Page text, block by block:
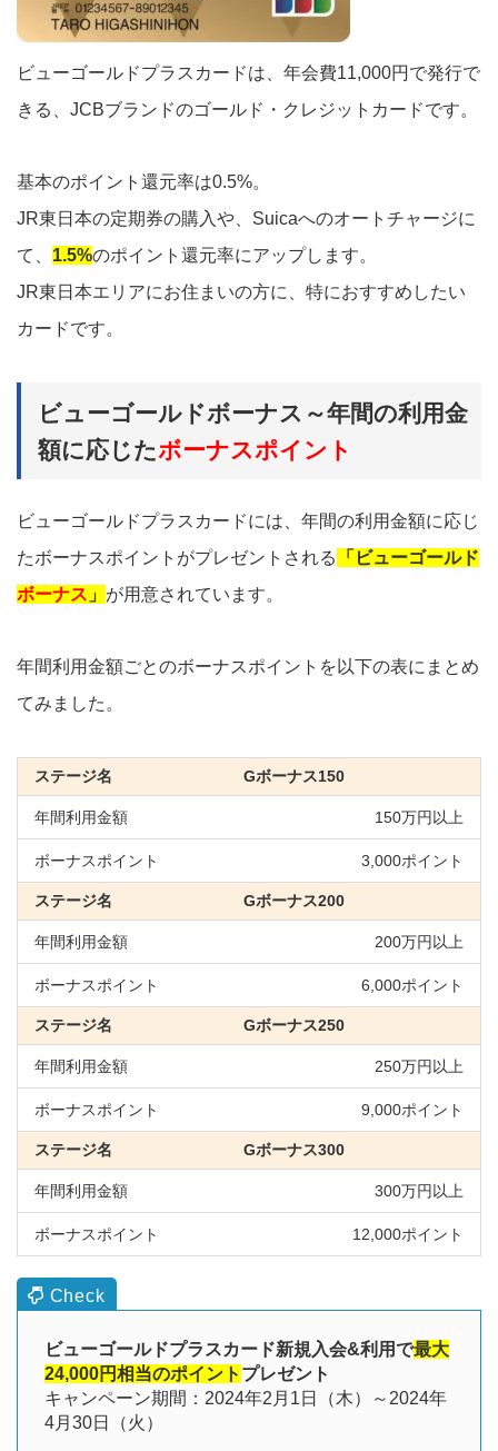
ビューゴールドプラスカードは、年会費11,000円で発行で
きる、JCBブランドのゴールド・クレジットカードです。
基本のポイント還元率は0.5%。
JR東日本の定期券の購入や、Suicaへのオートチャージに
て、 1.5%のポイント還元率にアップします。
JR東日本エリアにお住まいの方に、特におすすめしたい
カードです。
ビューゴールドボーナス～年間の利用金
額に応じたボーナスポイント
ビューゴールドプラスカードには、年間の利用金額に応じ
たボーナスポイントがプレゼントされる
「ビューゴールド
ボーナス 」 が用意されています。
年間利用金額ごとのボーナスポイントを以下の表にまとめ
てみました。
Gボーナス150
150万円以上
3,000ポイント
Gボーナス200
200万円以上
6,000ポイント
Gボーナス250
250万円以上
9,000ポイント
Gボーナス300
300万円以上
12,000ポイント
ビューゴールドプラスカード新規入会&利用で最大
24,000円相当のポイント プレゼント
キャンペーン期間：2024年2月1日（木）～2024年
4月30日（火）